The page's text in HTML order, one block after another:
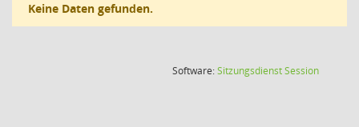
Keine Daten gefunden.
Software:SitzungsdienstSession(Wird in